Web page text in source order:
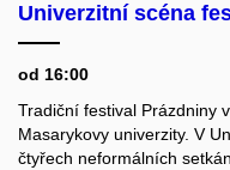
Univerzitní scéna
od 16:00
Tradiční festival Prázdniny
Masarykovy univerzity. V
čtyřech neformálních